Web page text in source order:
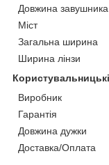
Довжина завушника
Міст
Загальна ширина
Ширина лінзи
Виробник
Гарантія
Довжина дужки
Доставка/Оплата